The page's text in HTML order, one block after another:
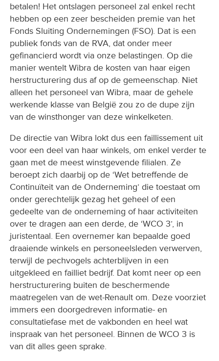
betalen! Het ontslagen personeel zal enkel recht
hebben op een zeer bescheiden premie van het
Fonds Sluiting Ondernemingen (FSO). Dat is een
publiek fonds van de RVA, dat onder meer
gefinancierd wordt via onze belastingen. Op die
manier wentelt Wibra de kosten van haar eigen
herstructurering dus af op de gemeenschap. Niet
alleen het personeel van Wibra, maar de gehele
werkende klasse van België zou zo de dupe zijn
van de winsthonger van deze winkelketen.
De directie van Wibra lokt dus een faillissement uit
voor een deel van haar winkels, om enkel verder te
gaan met de meest winstgevende filialen. Ze
beroept zich daarbij op de ‘Wet betreffende de
Continuïteit van de Onderneming’ die toestaat om
onder gerechtelijk gezag het geheel of een
gedeelte van de onderneming of haar activiteiten
over te dragen aan een derde, de ‘WCO 3’, in
juristentaal. Een overnemer kan bepaalde goed
draaiende winkels en personeelsleden verwerven,
terwijl de pechvogels achterblijven in een
uitgekleed en failliet bedrijf. Dat komt neer op een
herstructurering buiten de beschermende
maatregelen van de wet-Renault om. Deze voorziet
immers een doorgedreven informatie- en
consultatiefase met de vakbonden en heel wat
inspraak van het personeel. Binnen de WCO 3 is
van dit alles geen sprake.